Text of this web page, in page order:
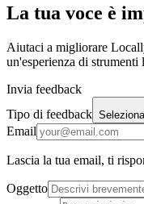
Cerca strumenti
Ricerca rapida di strumenti
La tua voce è
Aiutaci a migliorare
un'esperienza di strumenti
Invia feedback
Tipo di feedback
Email
Lascia la tua email, ti
Oggetto